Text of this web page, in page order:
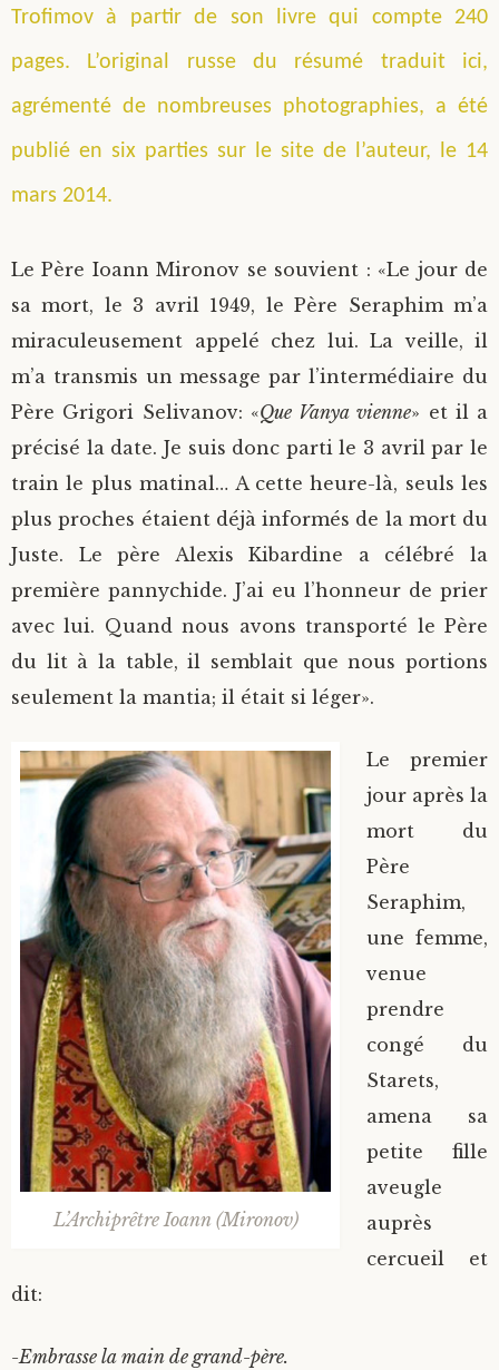
Sainte Xenia
Sainte Matrone de Moscou
Natalia de Vyritsa
Staritsa Anastasia
Geronda Arsenios le Spiléote
Gerondissa Makrina (Vassopoulou)
Trofimov à partir de son livre qui compte 240
pages. L’original russe du résumé traduit ici,
agrémenté de nombreuses photographies, a été
publié en six parties sur le site de l’auteur, le 14
mars 2014.
Le Père Ioann Mironov se souvient : «Le jour de
sa mort, le 3 avril 1949, le Père Seraphim m’a
miraculeusement appelé chez lui. La veille, il
m’a transmis un message par l’intermédiaire du
Père Grigori Selivanov: «Que Vanya vienne» et il a
précisé la date. Je suis donc parti le 3 avril par le
train le plus matinal… A cette heure-là, seuls les
plus proches étaient déjà informés de la mort du
Juste. Le père Alexis Kibardine a célébré la
première pannychide. J’ai eu l’honneur de prier
avec lui. Quand nous avons transporté le Père
du lit à la table, il semblait que nous portions
seulement la mantia; il était si léger».
L’Archiprêtre Ioann (Mironov)
Le premier
jour après la
mort du
Père
Seraphim,
une femme,
venue
prendre
congé du
Starets,
amena sa
petite fille
aveugle
auprès
cercueil et
dit:
-Embrasse la main de grand-père.